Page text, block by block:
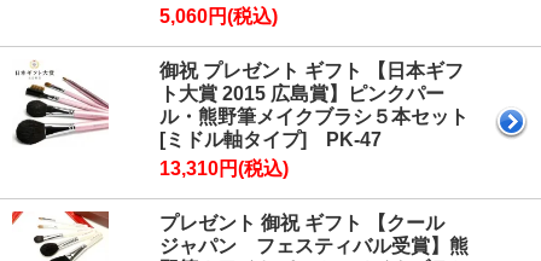
5,060円(税込)
御祝 プレゼント ギフト 【日本ギフ
ト大賞 2015 広島賞】ピンクパー
ル・熊野筆メイクブラシ５本セット
[ミドル軸タイプ] PK-47
13,310円(税込)
プレゼント 御祝 ギフト 【クール
ジャパン フェスティバル受賞】熊